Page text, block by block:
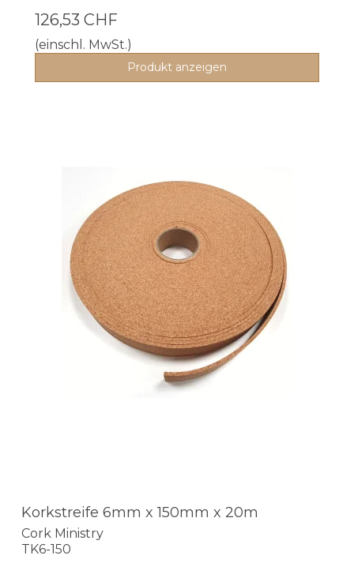
126,53 CHF
(einschl. MwSt.)
Produkt anzeigen
Korkstreife 6mm x 150mm x 20m
Cork Ministry
TK6-150